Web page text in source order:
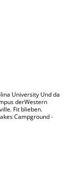
University Und da
derWestern
Fit blieben.
Campground -